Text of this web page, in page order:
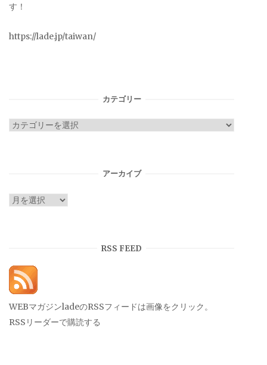
す！
https://lade.jp/taiwan/
カテゴリー
カ
アーカイブ
ア
RSS FEED
WEBマガジンladeのRSSフィードは画像をクリック。
RSSリーダーで購読する